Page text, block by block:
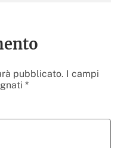
pubblicato. I campi
*